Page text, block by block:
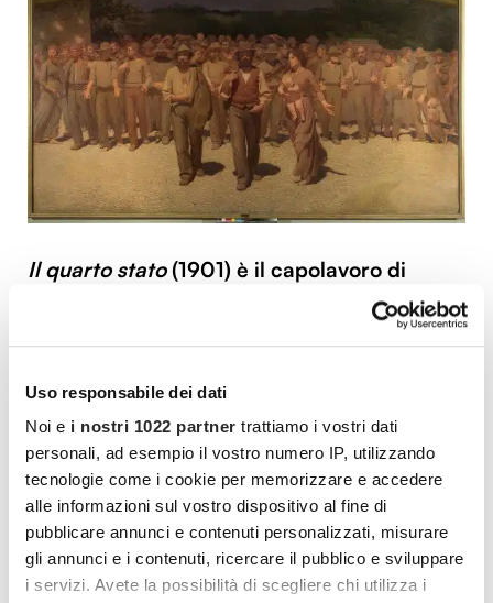
Uso responsabile dei dati
Noi e i nostri 1022 partner trattiamo i vostri dati
personali, ad esempio il vostro numero IP, utilizzando
tecnologie come i cookie per memorizzare e accedere
alle informazioni sul vostro dispositivo al fine di
pubblicare annunci e contenuti personalizzati, misurare
gli annunci e i contenuti, ricercare il pubblico e sviluppare
i servizi. Avete la possibilità di scegliere chi utilizza i
Il quarto stato(1901) è il capolavoro di
che l’ha reso famosoe che è
documentari e film, come in
Novecento di Bernardo Bertolucci.
Rappresenta un gruppo di lavoratori in marcia
per rivendicare i propri diritti. Il titolo, Quarto
Stato, riprende un termine utilizzato dalla
rivoluzione francese, per indicare lo strato più